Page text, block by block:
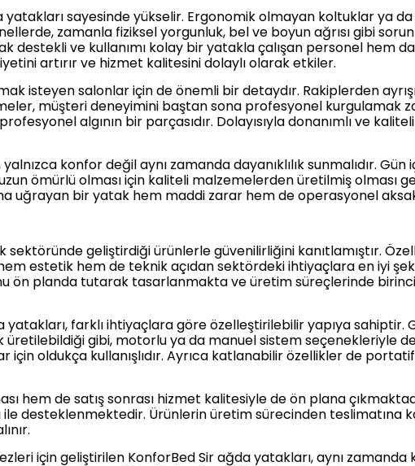
yatakları sayesinde yükselir. Ergonomik olmayan koltuklar ya
zamanla fiziksel yorgunluk, bel ve boyun ağrısı gibi
destekli ve kullanımı kolay bir yatakla çalışan personel hem
artırır ve hizmet kalitesini dolaylı olarak etkiler.
isteyen salonlar için de önemli bir detaydır. Rakiplerden
müşteri deneyimini baştan sona profesyonel kurgulamak
algının bir parçasıdır. Dolayısıyla donanımlı ve
konfor değil aynı zamanda dayanıklılık sunmalıdır.
ömürlü olması için kaliteli malzemelerden üretilmiş olması
uğrayan bir yatak hem maddi zarar hem de operasyonel
sektöründe geliştirdiği ürünlerle güvenilirliğini kanıtlamıştır.
estetik hem de teknik açıdan sektördeki ihtiyaçlara en iyi
ön planda tutarak tasarlanmakta ve üretim süreçlerinde
farklı ihtiyaçlara göre özelleştirilebilir yapıya sahiptir.
üretilebildiği gibi, motorlu ya da manuel sistem seçenekleriyle
oldukça kullanışlıdır. Ayrıca katlanabilir özellikler de portatif
hem de satış sonrası hizmet kalitesiyle de ön plana
desteklenmektedir. Ürünlerin üretim sürecinden teslimatına
için geliştirilen KonforBed Sir ağda yatakları, aynı